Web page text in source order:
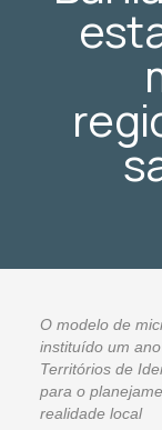
O modelo de
instituído um
Territórios de
para o
realidade local